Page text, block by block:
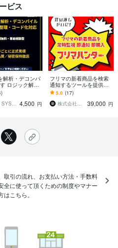
ビス
解析・デコンパ
ロジック解
化・改修相談
MIRAI SYSTEM LAB 4,500 円
フリマの新着商品を検索
通知するツールを提供し
ます 新着通知からワンク
リック購入まで。月額制
のフリマ監視ツール
5.0 (17)
株式会社プルタス
39,000 円
取引の流れ、お支払い方法・手数料
全に使って頂くための制度やマナー
こちら。